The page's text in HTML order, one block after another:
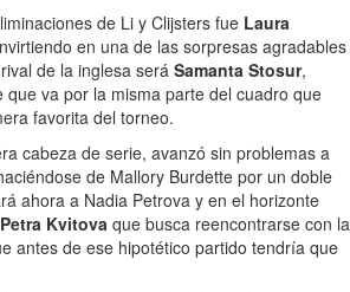
de Li y Clijsters fue Laura
en una de las sorpresas agradables
de la inglesa será Samanta Stosur,
que va por la misma parte del cuadro que
favorita del torneo.
cabeza de serie, avanzó sin problemas a
de Mallory Burdette por un doble
ahora a Nadia Petrova y en el horizonte
Petra Kvitova que busca reencontrarse con la
antes de ese hipotético partido tendría que